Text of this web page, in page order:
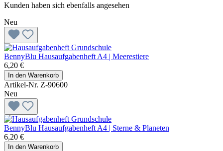
Kunden haben sich ebenfalls angesehen
Neu
BennyBlu Hausaufgabenheft A4 | Meerestiere
6,20 €
In den Warenkorb
Artikel-Nr. Z-90600
Neu
BennyBlu Hausaufgabenheft A4 | Sterne & Planeten
6,20 €
In den Warenkorb